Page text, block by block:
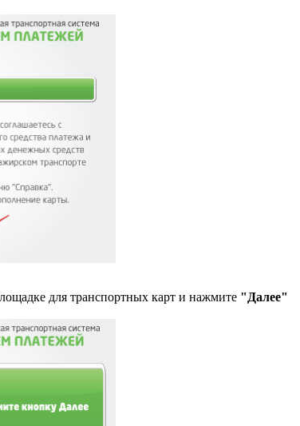
для транспортных карт и нажмите "Далее"